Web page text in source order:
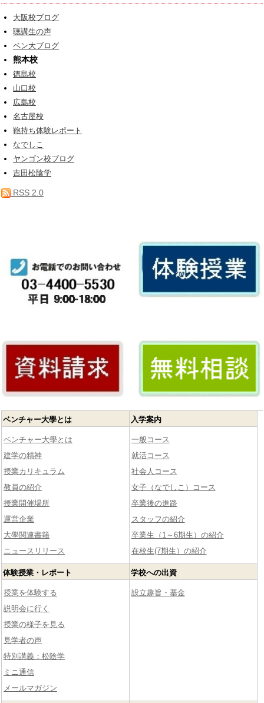
大阪校ブログ
聴講生の声
ベン大ブログ
熊本校
徳島校
山口校
広島校
名古屋校
鞄持ち体験レポート
なでしこ
ヤンゴン校ブログ
吉田松陰学
RSS 2.0
ベンチャー大學とは
ベンチャー大學とは
建学の精神
授業カリキュラム
教員の紹介
授業開催場所
運営企業
大學関連書籍
ニュースリリース
入学案内
一般コース
就活コース
社会人コース
女子（なでしこ）コース
卒業後の進路
スタッフの紹介
卒業生（1～6期生）の紹介
在校生(7期生）の紹介
体験授業・レポート
授業を体験する
説明会に行く
授業の様子を見る
見学者の声
特別講義：松陰学
ミニ通信
メールマガジン
学校への出資
設立趣旨・基金